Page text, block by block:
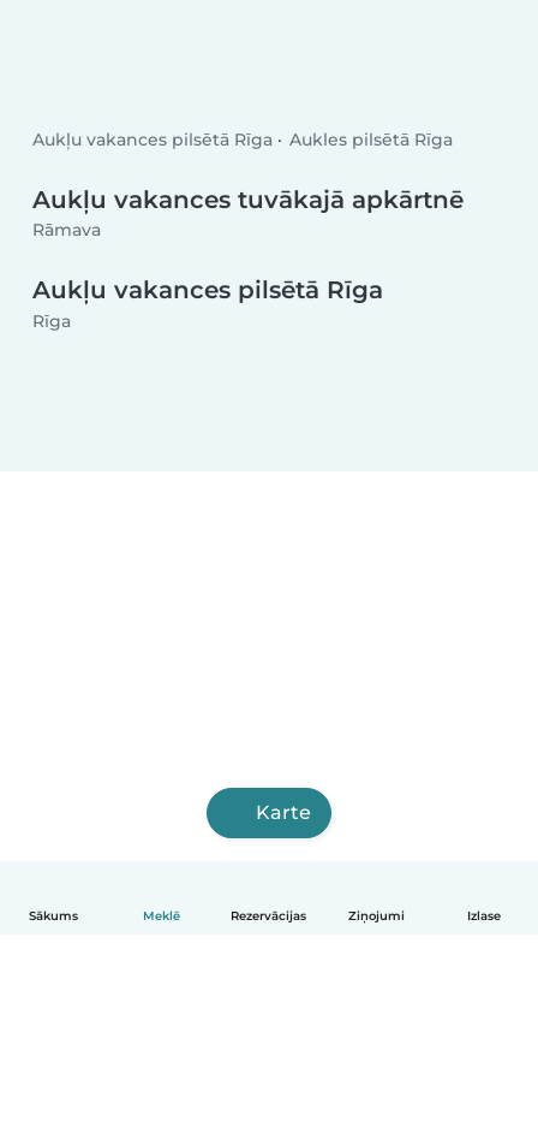
Sākums Meklē Rezervācijas Ziņojumi Izlase
Aukļu vakances pilsētā Rīga Aukles pilsētā Rīga
Aukļu vakances tuvākajā apkārtnē
Rāmava
Aukļu vakances pilsētā Rīga
Rīga
Karte